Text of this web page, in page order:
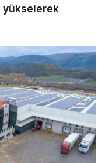
yükselerek